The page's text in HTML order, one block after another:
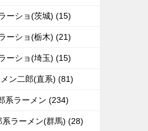
ーショ(茨城) (15)
ーショ(栃木) (21)
ーショ(埼玉) (15)
ン二郎(直系) (81)
系ラーメン (234)
系ラーメン(群馬) (28)